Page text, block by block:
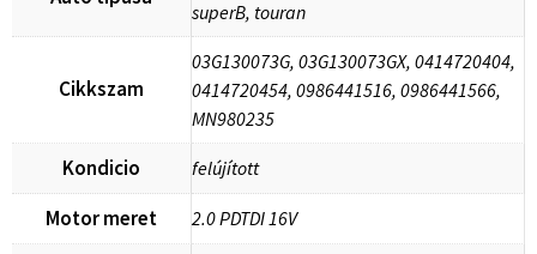
superB, touran
Cikkszam
03G130073G, 03G130073GX, 0414720404,
0414720454, 0986441516, 0986441566,
MN980235
Kondicio felújított
Motor meret 2.0 PDTDI 16V